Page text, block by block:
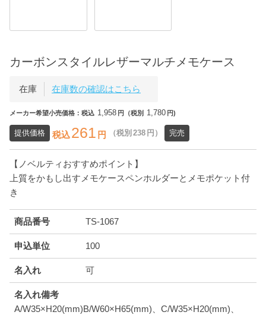
カーボンスタイルレザーマルチメモケース
在庫 在庫数の確認はこちら
メーカー希望小売価格：税込 1,958 円（税別 1,780 円)
提供価格 税込261 円 （税別 238 円） 完売
【ノベルティおすすめポイント】
上質をかもし出すメモケースペンホルダーとメモポケット付
き
商品番号 TS-1067
申込単位 100
名入れ 可
名入れ備考
A/W35×H20(mm)B/W60×H65(mm)、C/W35×H20(mm)、